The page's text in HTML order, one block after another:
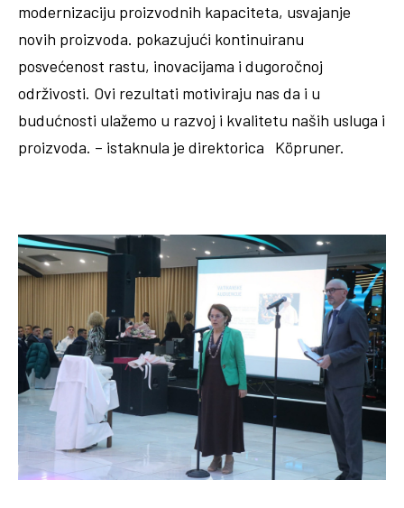
modernizaciju proizvodnih kapaciteta, usvajanje
novih proizvoda. pokazujući kontinuiranu
posvećenost rastu, inovacijama i dugoročnoj
održivosti. Ovi rezultati motiviraju nas da i u
budućnosti ulažemo u razvoj i kvalitetu naših usluga i
proizvoda. – istaknula je direktorica Köpruner.